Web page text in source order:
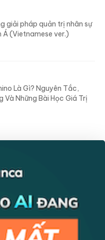
giải pháp quản trị nhân sự
(Vietnamese ver.)
Là Gì? Nguyên Tắc,
Và Những Bài Học Giá Trị